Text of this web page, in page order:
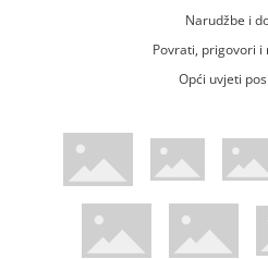
Narudžbe i
Povrati, prigovori i
Opći uvjeti
WsPay web stranicaMaestro web
Diners web stranicaTrustwave